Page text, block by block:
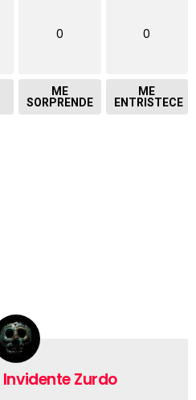
0
ME
SORPRENDE
0
ME
ENTRISTECE
Invidente Zurdo